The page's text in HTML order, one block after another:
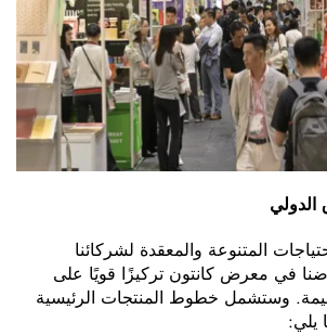
المتنوعة والمعقدة لشركائنا
في معرض كانتون تركيزًا قويًا على
وستشمل خطوط المنتجات الرئيسية
يلي: